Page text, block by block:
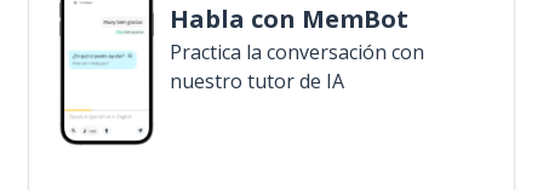
Habla con MemBot
Practica la conversación con
nuestro tutor de IA